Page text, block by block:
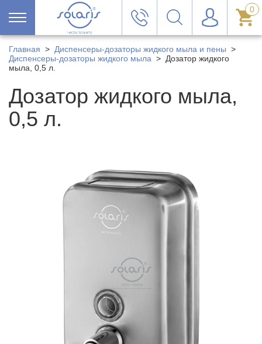
0
Главная > Диспенсеры-дозаторы жидкого мыла и пены >
Диспенсеры-дозаторы жидкого мыла > Дозатор жидкого
мыла, 0,5 л.
Дозатор жидкого мыла,
0,5 л.